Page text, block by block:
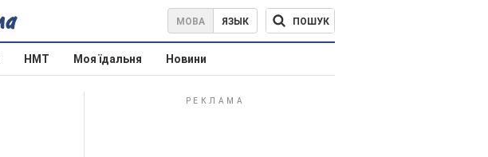
МОВА ЯЗЫК ПОШУК
НМТ Моя їдальня Новини